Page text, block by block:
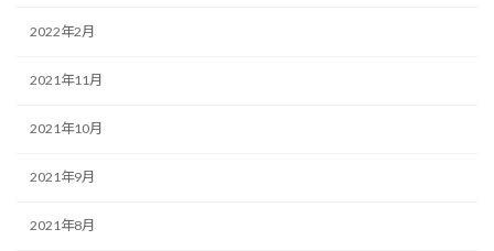
2022年2月
2021年11月
2021年10月
2021年9月
2021年8月